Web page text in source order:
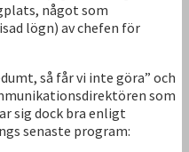
något som
lögn) av chefen för
så får vi inte göra” och
som
sig dock bra enligt
senaste program: